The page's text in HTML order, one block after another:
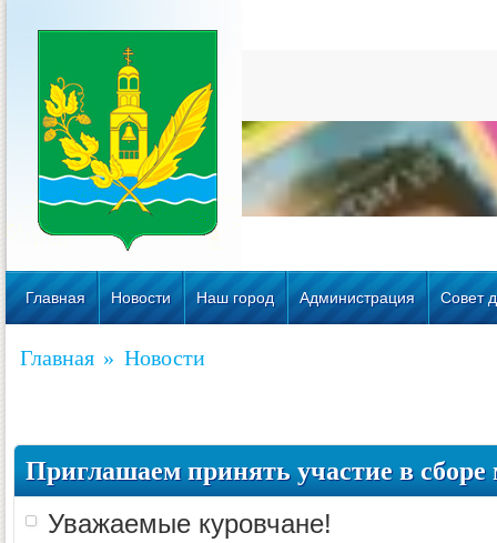
Главная Новости Наш город Администрация Совет
Главная » Новости
Приглашаем принять участие в сборе
Уважаемые куровчане!